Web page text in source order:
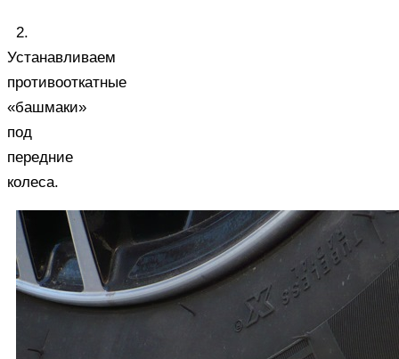
2.
Устанавливаем
противооткатные
«башмаки»
под
передние
колеса.